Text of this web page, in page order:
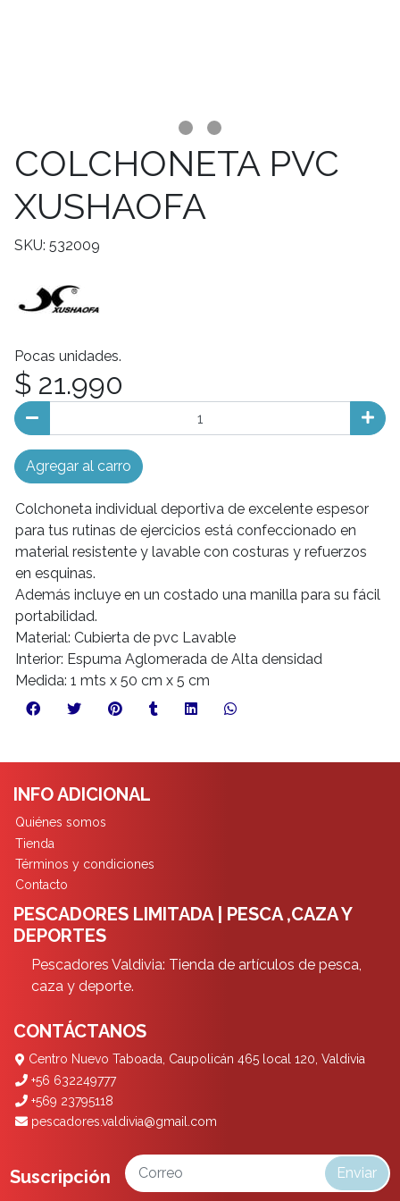
COLCHONETA PVC
XUSHAOFA
SKU: 532009
Pocas unidades.
$ 21.990
Agregar al carro
Colchoneta individual deportiva de excelente espesor
para tus rutinas de ejercicios está confeccionado en
material resistente y lavable con costuras y refuerzos
en esquinas.
Además incluye en un costado una manilla para su fácil
portabilidad.
Material: Cubierta de pvc Lavable
Interior: Espuma Aglomerada de Alta densidad
Medida: 1 mts x 50 cm x 5 cm
INFO ADICIONAL
Quiénes somos
Tienda
Términos y condiciones
Contacto
PESCADORES LIMITADA | PESCA ,CAZA Y
DEPORTES
Pescadores Valdivia: Tienda de artículos de pesca,
caza y deporte.
CONTÁCTANOS
Centro Nuevo Taboada, Caupolicán 465 local 120, Valdivia
+56 632249777
+569 23795118
pescadores.valdivia@gmail.com
Suscripción Enviar